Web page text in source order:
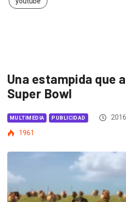
Una estampida que
Super Bowl
MULTIMEDIA PUBLICIDAD
1961